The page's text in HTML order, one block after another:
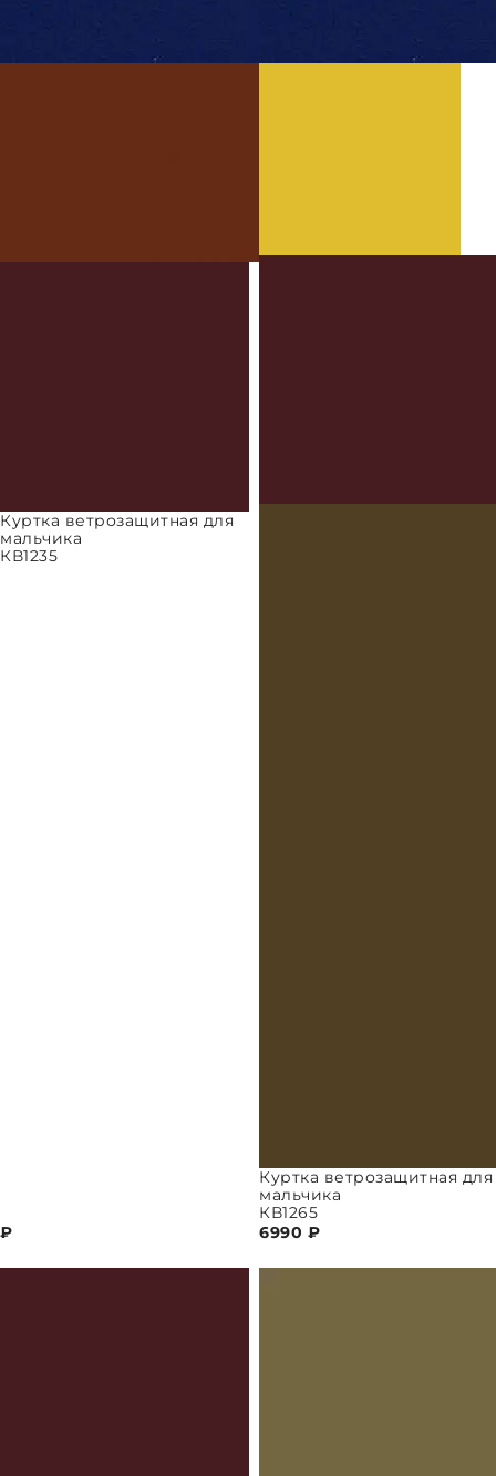
Куртка ветрозащитная для
мальчика
КВ1235
₽
Куртка ветрозащитная для
мальчика
КВ1265
6990 ₽